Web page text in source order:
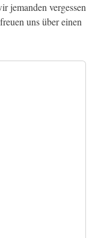
jemanden vergessen
uns über einen